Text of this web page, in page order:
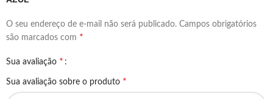
O seu endereço de e-mail não será publicado. Campos obrigatórios
são marcados com *
Sua avaliação *
Sua avaliação sobre o produto *